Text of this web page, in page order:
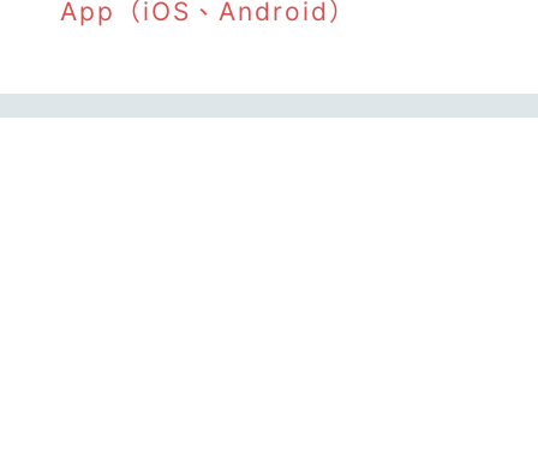
App（iOS、Android）